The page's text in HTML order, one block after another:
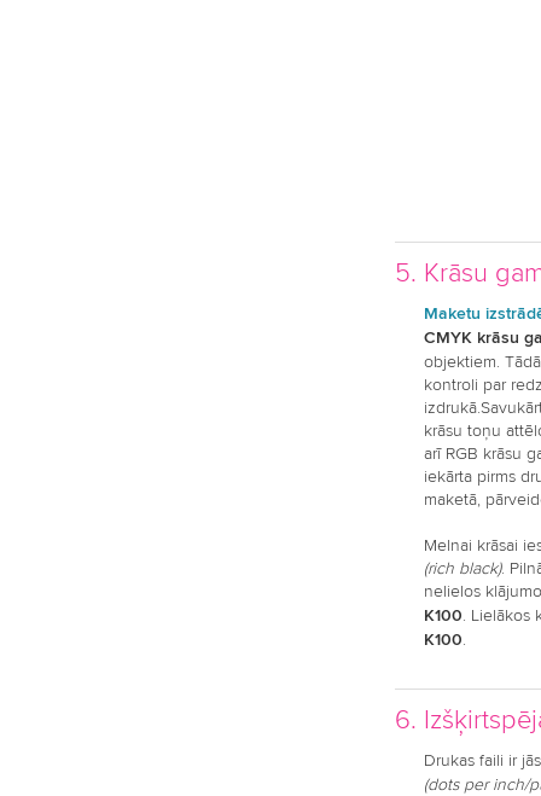
5. Krāsu
Maketu
CMYK krāsu
objektiem.
kontroli par
krāsu toņu
arī RGB krāsu
iekārta pirms
maketā,
Melnai krāsai
(rich black).
nelielos
K100. Lielākos
K100.
6.
Drukas faili ir
(dots per inch/